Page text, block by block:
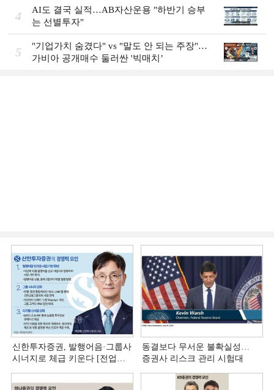
4
AI도 결국 실적…AB자산운용 "하반기 승부
는 선별투자"
5
"기업가치 숨겼다" vs "말도 안 되는 주장"…
가비아 공개매수 둘러싼 '빅매치’
신한투자증권, 발행어음·그룹사
시너지로 체급 키운다 [전업계
동결보다 무서운 불확실성…
증권사 리스크 관리 시험대